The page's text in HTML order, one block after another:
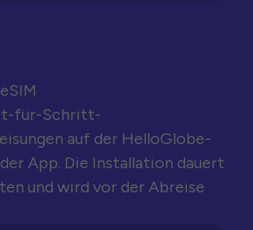
für-Schritt-
auf der HelloGlobe-
App. Die Installation dauert
und wird vor der Abreise